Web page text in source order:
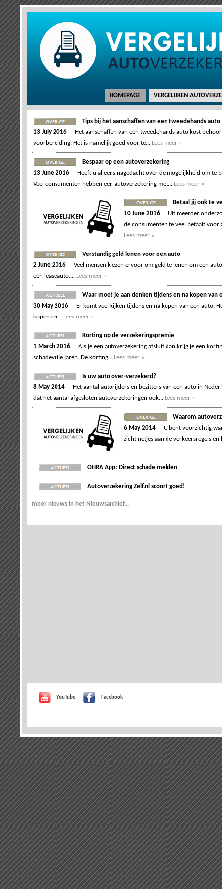
HOMEPAGE VERGELIJKEN
Tips bij het aanschaffen van een tweedehands auto
13 July 2016
Het aanschaffen van een tweedehands auto kost
voorbereiding. Het is namelijk goed voor te... Lees meer »
Bespaar op een autoverzekering
13 June 2016
Heeft u al eens nagedacht over de mogelijkheid om te
Veel consumenten hebben een autoverzekering met... Lees meer »
Betaal jij ook te
10 June 2016
Uit meerder
de consumenten te veel betaalt voor
Lees meer »
Verstandig geld lenen voor een auto
2 June 2016
Veel mensen kiezen ervoor om geld te lenen om een
een leaseauto.... Lees meer »
Waar moet je aan denken tijdens en na kopen van
30 May 2016
Er komt veel kijken tijdens en na kopen van een auto.
kopen en... Lees meer »
Korting op de verzekeringspremie
1 March 2016
Als je een autoverzekering afsluit dan krijg je een
schadevrije jaren. De korting... Lees meer »
Is uw auto over-verzekerd?
8 May 2014
Het aantal autorijders en bezitters van een auto in
dat het aantal afgesloten autoverzekeringen ook... Lees meer »
Waarom
6 May 2014
U bent voorzichtig
zicht netjes aan de verkeersregels
OHRA App: Direct schade melden
Autoverzekering Zelf.nl scoort goed!
meer nieuws in het Nieuwsarchief...
YouTube Facebook